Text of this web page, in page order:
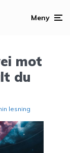
Meny
mot
du
lesning